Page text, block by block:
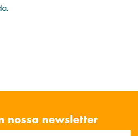
nossa newsletter